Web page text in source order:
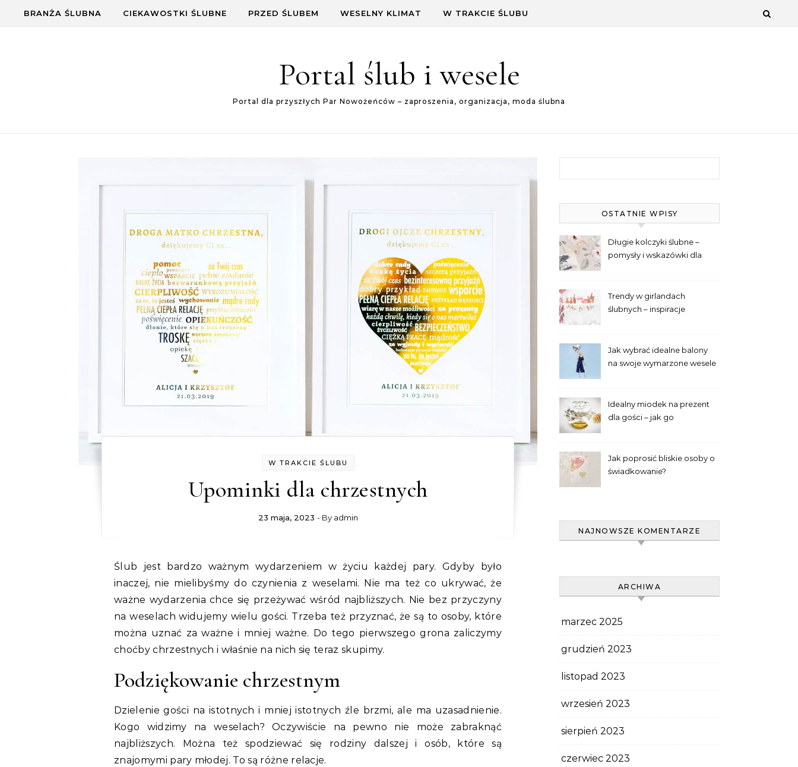
Skip to content
BRANŻA ŚLUBNA CIEKAWOSTKI ŚLUBNE PRZED ŚLUBEM WESELNY KLIMAT W TRAKCIE ŚLUBU
Portal ślub i wesele
Portal dla przyszłych Par Nowożeńców – zaproszenia, organizacja, moda ślubna
W TRAKCIE ŚLUBU
Upominki dla chrzestnych
23 maja, 2023 - By admin
Ślub jest bardzo ważnym wydarzeniem w życiu każdej pary. Gdyby było
inaczej, nie mielibyśmy do czynienia z weselami. Nie ma też co ukrywać, że
ważne wydarzenia chce się przeżywać wśród najbliższych. Nie bez przyczyny
na weselach widujemy wielu gości. Trzeba też przyznać, że są to osoby, które
można uznać za ważne i mniej ważne. Do tego pierwszego grona zaliczymy
choćby chrzestnych i właśnie na nich się teraz skupimy.
Podziękowanie chrzestnym
Dzielenie gości na istotnych i mniej istotnych źle brzmi, ale ma uzasadnienie.
Kogo widzimy na weselach? Oczywiście na pewno nie może zabraknąć
najbliższych. Można też spodziewać się rodziny dalszej i osób, które są
znajomymi pary młodej. To są różne relacje.
OSTATNIE WPISY
Długie kolczyki ślubne –
pomysły i wskazówki dla
Trendy w girlandach
ślubnych – inspiracje
Jak wybrać idealne balony
na swoje wymarzone wesele
Idealny miodek na prezent
dla gości – jak go
Jak poprosić bliskie osoby o
świadkowanie?
NAJNOWSZE KOMENTARZE
ARCHIWA
marzec 2025
grudzień 2023
listopad 2023
wrzesień 2023
sierpień 2023
czerwiec 2023